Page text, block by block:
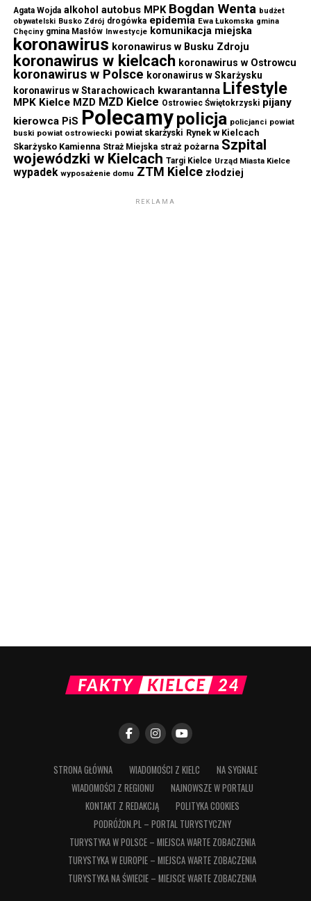
Agata Wojda alkohol autobus MPK Bogdan Wenta budżet
obywatelski Busko Zdrój drogówka epidemia Ewa Łukomska gmina
Chęciny gmina Masłów Inwestycje komunikacja miejska
koronawirus koronawirus w Busku Zdroju
koronawirus w kielcach koronawirus w Ostrowcu
koronawirus w Polsce koronawirus w Skarżysku
koronawirus w Starachowicach kwarantanna Lifestyle
MPK Kielce MZD MZD Kielce Ostrowiec Świętokrzyski pijany
kierowca PiS Polecamypolicja policjanci powiat
buski powiat ostrowiecki powiat skarżyski Rynek w Kielcach
Skarżysko Kamienna Straż Miejska straż pożarna Szpital
wojewódzki w Kielcach Targi Kielce Urząd Miasta Kielce
wypadek wyposażenie domu ZTM Kielce złodziej
REKLAMA
STRONA GŁÓWNA WIADOMOŚCI Z KIELC
NA SYGNALE
WIADOMOŚCI Z REGIONU
NAJNOWSZE W PORTALU
KONTAKT Z REDAKCJĄ
POLITYKA COOKIES
PODRÓŻON.PL – PORTAL TURYSTYCZNY
TURYSTYKA W POLSCE – MIEJSCA WARTE ZOBACZENIA
TURYSTYKA W EUROPIE – MIEJSCA WARTE ZOBACZENIA
TURYSTYKA NA ŚWIECIE – MIEJSCE WARTE ZOBACZENIA